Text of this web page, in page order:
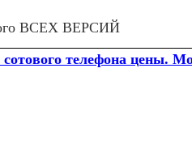
ВСЕХ ВЕРСИЙ
сотового телефона цены.